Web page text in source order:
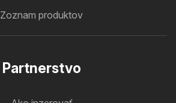
Zoznam produktov
Partnerstvo